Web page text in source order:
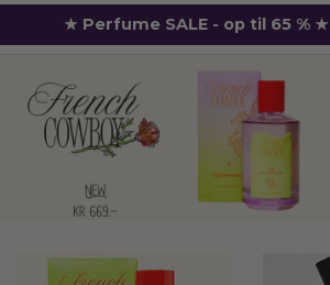
★ Perfume SALE - op til 65 % ★